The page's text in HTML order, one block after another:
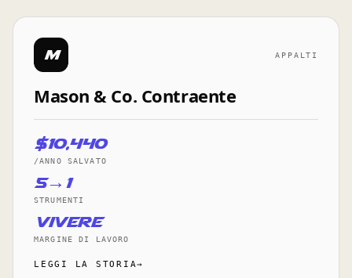
M APPALTI
Mason & Co. Contraente
$10,440
/ANNO SALVATO
5→1
STRUMENTI
vivere
MARGINE DI LAVORO
LEGGI LA STORIA→